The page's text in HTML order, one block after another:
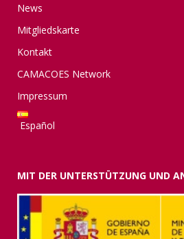
News
Mitgliedskarte
Kontakt
CAMACOES Network
Impressum
Español
MIT DER UNTERSTÜTZUNG UND